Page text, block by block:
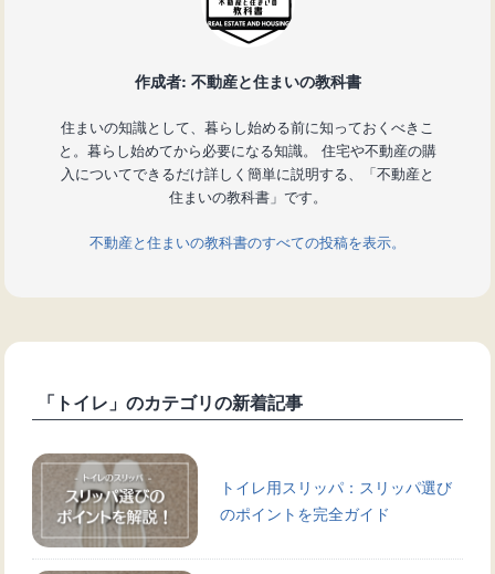
作成者: 不動産と住まいの教科書
住まいの知識として、暮らし始める前に知っておくべきこ
と。暮らし始めてから必要になる知識。 住宅や不動産の購
入についてできるだけ詳しく簡単に説明する、「不動産と
住まいの教科書」です。
不動産と住まいの教科書のすべての投稿を表示。
「トイレ」のカテゴリの新着記事
トイレ用スリッパ：スリッパ選び
のポイントを完全ガイド